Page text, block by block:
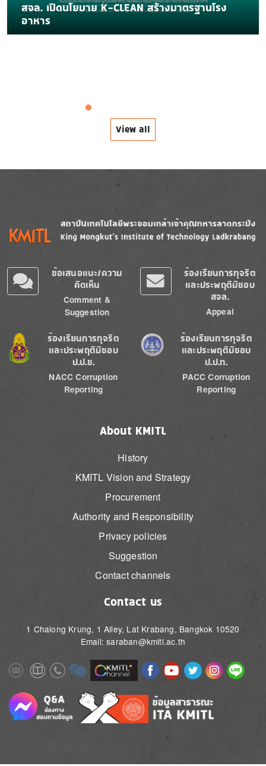
สจล. เปิดนโยบาย K-CLEAN สร้างมาตรฐานโรง
อาหาร
View all
Image
ข้อเสนอแนะ/ความ
คิดเห็น
Comment &
Suggestion
ร้องเรียนการทุจริต
และประพฤติมิชอบ
สจล.
Appeal
Image
ร้องเรียนการทุจริต
และประพฤติมิชอบ
ป.ป.ช.
NACC Corruption
Reporting
Image
ร้องเรียนการทุจริต
และประพฤติมิชอบ
ป.ป.ท.
PACC Corruption
Reporting
About KMITL
History
KMITL Vision and Strategy
Procurement
Authority and Responsibility
Privacy policies
Suggestion
Contact channels
Contact us
1 Chalong Krung, 1 Alley, Lat Krabang, Bangkok 10520
Email: saraban@kmitl.ac.th
ImageImageImageImage Image ImageImageImageImageImage
Image Image